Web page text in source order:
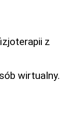
z
wirtualny.